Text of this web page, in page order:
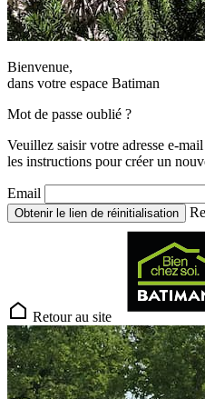
Bienvenue,
dans votre espace Batiman
Mot de passe oublié ?
Veuillez saisir votre adresse e-
les instructions pour créer un
Email
Obtenir le lien de réinitialisation
Retour au site